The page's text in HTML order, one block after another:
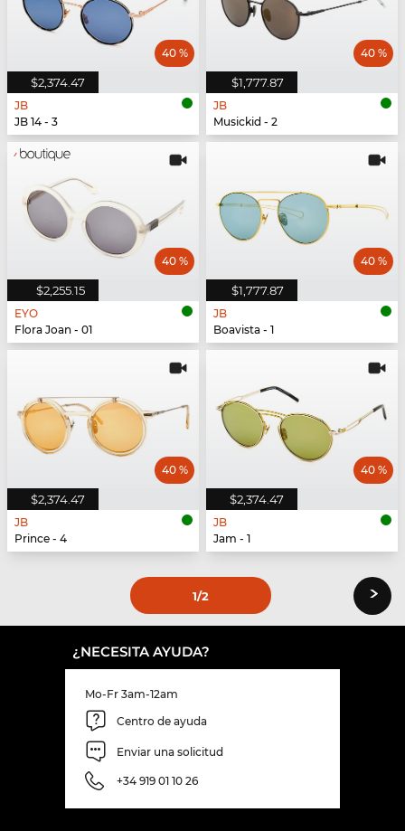
$2,374.47
40 %
JB
JB 14 - 3
$1,777.87
40 %
JB
Musickid - 2
$2,255.15
40 %
EYO
Flora Joan - 01
$1,777.87
40 %
JB
Boavista - 1
$2,374.47
40 %
JB
Prince - 4
$2,374.47
40 %
JB
Jam - 1
1/2 ›
¿NECESITA AYUDA?
Mo-Fr 3am-12am
Centro de ayuda
Enviar una solicitud
+34 919 01 10 26